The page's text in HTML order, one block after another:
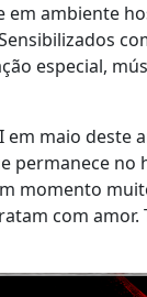
em ambiente
especial,
em maio
permanece
momento
com amor.